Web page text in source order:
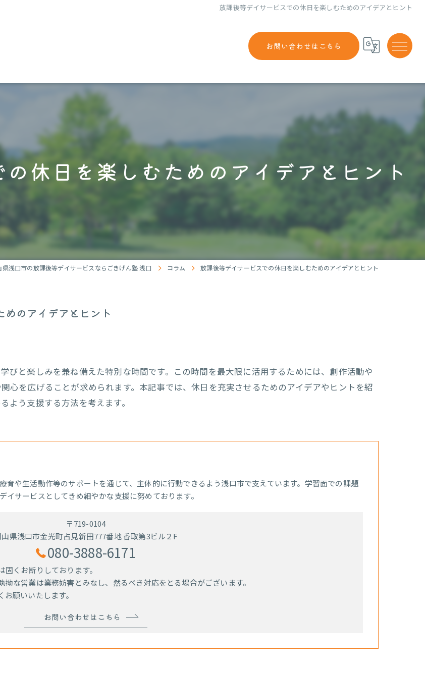
放課後等デイサービスでの休日を楽しむためのアイデアとヒント
お問い合わせはこちら
休日を楽しむためのアイデアとヒント
県浅口市の放課後等デイサービスならごきげん塾 浅口 コラム 放課後等デイサービスでの休日を楽しむためのアイデアとヒント
のアイデアとヒント
びと楽しみを兼ね備えた特別な時間です。この時間を最大限に活用するためには、創作活動や
心を広げることが求められます。本記事では、休日を充実させるためのアイデアやヒントを紹
よう支援する方法を考えます。
育や生活動作等のサポートを通じて、主体的に行動できるよう浅口市で支えています。学習面での課題
イサービスとしてきめ細やかな支援に努めております。
〒719-0104
山県浅口市金光町占見新田777番地 香取第3ビル２F
080-3888-6171
くお断りしております。
拗な営業は業務妨害とみなし、然るべき対応をとる場合がございます。
願いいたします。
お問い合わせはこちら